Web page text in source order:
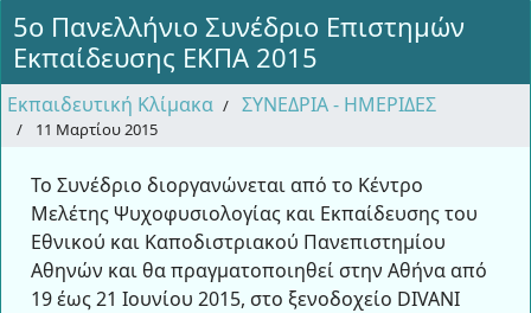
5ο Πανελλήνιο Συνέδριο Επιστημών
Εκπαίδευσης ΕΚΠΑ 2015
Εκπαιδευτική Κλίμακα ΣΥΝΕΔΡΙΑ - ΗΜΕΡΙΔΕΣ
11 Μαρτίου 2015
Το Συνέδριο διοργανώνεται από το Κέντρο
Μελέτης Ψυχοφυσιολογίας και Εκπαίδευσης του
Εθνικού και Καποδιστριακού Πανεπιστημίου
Αθηνών και θα πραγματοποιηθεί στην Αθήνα από
19 έως 21 Ιουνίου 2015, στο ξενοδοχείο DIVANI